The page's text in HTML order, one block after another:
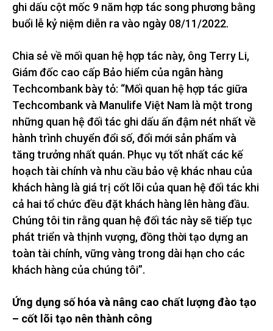
ghi dấu cột mốc 9 năm hợp tác song phương bằng
buổi lễ kỷ niệm diễn ra vào ngày 08/11/2022.
Chia sẻ về mối quan hệ hợp tác này, ông Terry Li,
Giám đốc cao cấp Bảo hiểm của ngân hàng
Techcombank bày tỏ: “Mối quan hệ hợp tác giữa
Techcombank và Manulife Việt Nam là một trong
những quan hệ đối tác ghi dấu ấn đậm nét nhất về
hành trình chuyển đổi số, đổi mới sản phẩm và
tăng trưởng nhất quán. Phục vụ tốt nhất các kế
hoạch tài chính và nhu cầu bảo vệ khác nhau của
khách hàng là giá trị cốt lõi của quan hệ đối tác khi
cả hai tổ chức đều đặt khách hàng lên hàng đầu.
Chúng tôi tin rằng quan hệ đối tác này sẽ tiếp tục
phát triển và thịnh vượng, đồng thời tạo dựng an
toàn tài chính, vững vàng trong dài hạn cho các
khách hàng của chúng tôi”.
Ứng dụng số hóa và nâng cao chất lượng đào tạo
– cốt lõi tạo nên thành công